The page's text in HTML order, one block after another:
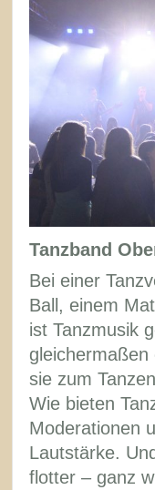
Tanzband
Bei einer
Ball, einem
ist Tanzmusik
gleichermaßen
sie zum
Wie bieten
Moderationen
Lautstärke.
flotter – ganz